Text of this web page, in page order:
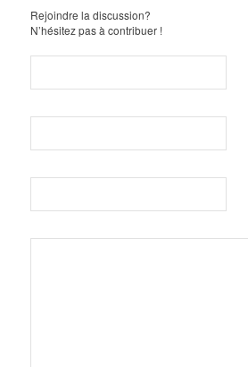
Rejoindre la discussion?
N’hésitez pas à contribuer !